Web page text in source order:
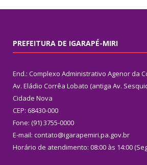
PREFEITURA DE IGARAPÉ-MIRI
End.: Complexo Administrativo Agenor da
Av. Eládio Corrêa Lobato (antiga Av.
Cidade Nova
CEP: 68430-000
Fone: (91) 3755-0000
E-mail: contato@igarapemiri.pa.gov.br
Horário de atendimento: 08:00 às 14:00